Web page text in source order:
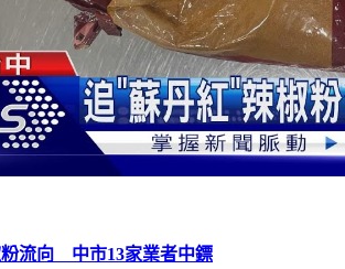
流向 中市13家業者中鏢